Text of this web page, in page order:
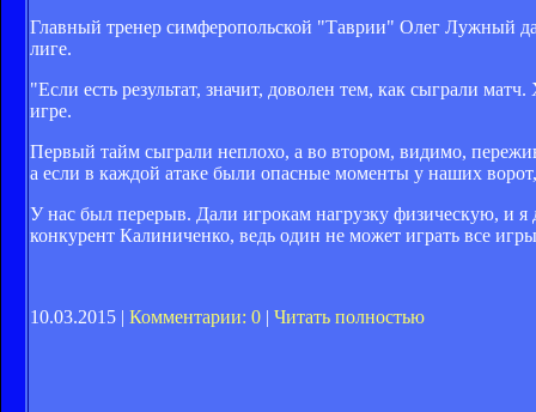
Главный тренер симферопольской "Таврии" Олег Лужный
лиге.
"Если есть результат, значит, доволен тем, как сыграли
игре.
Первый тайм сыграли неплохо, а во втором, видимо,
а если в каждой атаке были опасные моменты у наших
У нас был перерыв. Дали игрокам нагрузку физическую, и
конкурент Калиниченко, ведь один не может играть все
10.03.2015 | Комментарии: 0 | Читать полностью